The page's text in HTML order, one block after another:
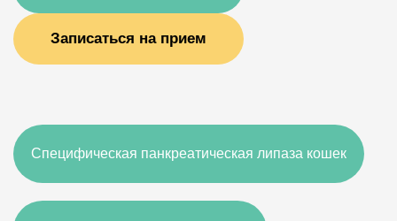
Записаться на прием
Специфическая панкреатическая липаза кошек